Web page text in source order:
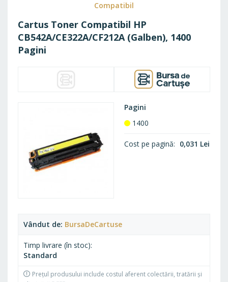
Compatibil
Cartus Toner Compatibil HP
CB542A/CE322A/CF212A (Galben), 1400
Pagini
Vândut de BursaDeCartuse
Timp livrare (în stoc)
Standard
Prețul produsului include costul aferent colectării, tratării și
Pagini
1400
Cost pe pagină 0,031 Lei